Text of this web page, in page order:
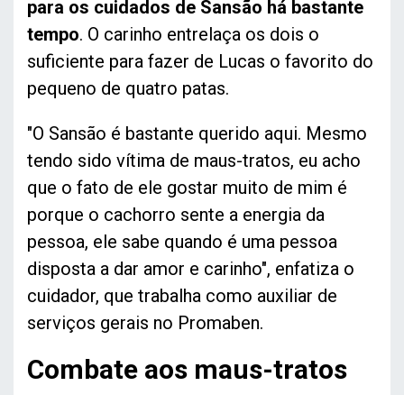
para os cuidados de Sansão há bastante
tempo. O carinho entrelaça os dois o
suficiente para fazer de Lucas o favorito do
pequeno de quatro patas.
"O Sansão é bastante querido aqui. Mesmo
tendo sido vítima de maus-tratos, eu acho
que o fato de ele gostar muito de mim é
porque o cachorro sente a energia da
pessoa, ele sabe quando é uma pessoa
disposta a dar amor e carinho", enfatiza o
cuidador, que trabalha como auxiliar de
serviços gerais no Promaben.
Combate aos maus-tratos